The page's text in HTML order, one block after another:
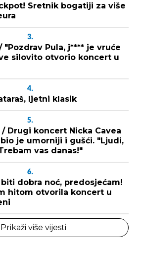
Sretnik bogatiji za više
3.
"Pozdrav Pula, j**** je vruće
silovito otvorio koncert u
4.
ljetni klasik
5.
/ Drugi koncert Nicka Cavea
je umorniji i gušći. "Ljudi,
vas danas!"
6.
biti dobra noć, predosjećam!
hitom otvorila koncert u
Prikaži više vijesti